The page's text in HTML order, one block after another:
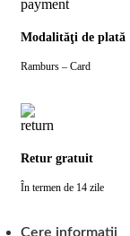
Modalităţi de plată
Ramburs – Card
Retur gratuit
În termen de 14 zile
Cere informatii